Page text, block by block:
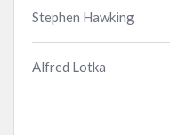
Stephen Hawking
Alfred Lotka